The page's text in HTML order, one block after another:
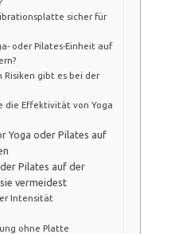
sicher für
oder Pilates-Einheit auf
gibt es bei der
die Effektivität von Yoga
Yoga oder Pilates auf
Pilates auf der
vermeidest
Intensität
ohne Platte